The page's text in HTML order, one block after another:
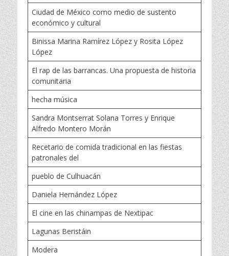
Ciudad de México como medio de sustento
económico y cultural
Binissa Marina Ramírez López y Rosita López
López
El rap de las barrancas. Una propuesta de historia
comunitaria
hecha música
Sandra Montserrat Solana Torres y Enrique
Alfredo Montero Morán
Recetario de comida tradicional en las fiestas
patronales del
pueblo de Culhuacán
Daniela Hernández López
El cine en las chinampas de Nextipac
Lagunas Beristáin
Modera